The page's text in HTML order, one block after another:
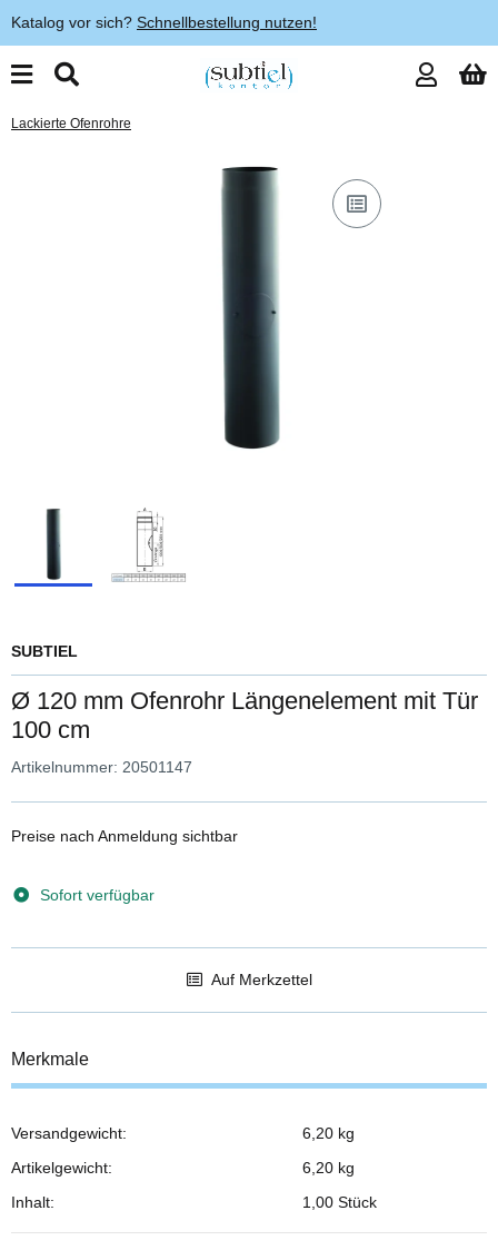
Katalog vor sich? Schnellbestellung nutzen!
Lackierte Ofenrohre
SUBTIEL
Ø 120 mm Ofenrohr Längenelement mit Tür
100 cm
Artikelnummer: 20501147
Preise nach Anmeldung sichtbar
Sofort verfügbar
Auf Merkzettel
Merkmale
Produkteigenschaft
Wert
Versandgewicht:
6,20 kg
Artikelgewicht:
6,20 kg
Inhalt:
1,00 Stück